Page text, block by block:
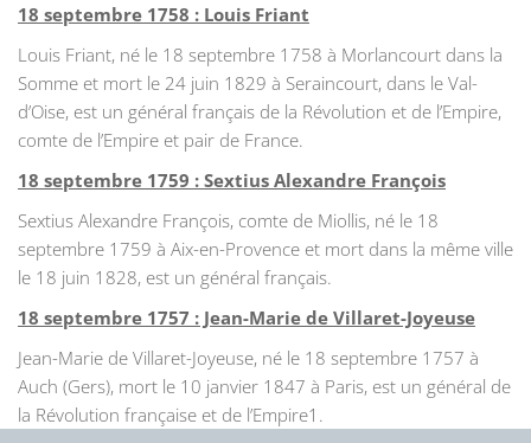
18 septembre 1758 : Louis Friant
Louis Friant, né le 18 septembre 1758 à Morlancourt dans la
Somme et mort le 24 juin 1829 à Seraincourt, dans le Val-
d’Oise, est un général français de la Révolution et de l’Empire,
comte de l’Empire et pair de France.
18 septembre 1759 : Sextius Alexandre François
Sextius Alexandre François, comte de Miollis, né le 18
septembre 1759 à Aix-en-Provence et mort dans la même ville
le 18 juin 1828, est un général français.
18 septembre 1757 : Jean-Marie de Villaret-Joyeuse
Jean-Marie de Villaret-Joyeuse, né le 18 septembre 1757 à
Auch (Gers), mort le 10 janvier 1847 à Paris, est un général de
la Révolution française et de l’Empire1.